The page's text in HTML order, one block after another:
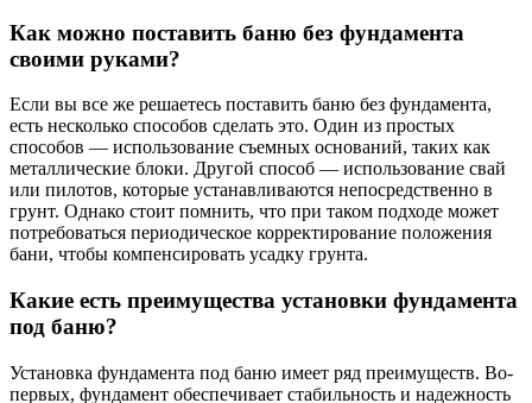
Как можно поставить баню без фундамента
своими руками?
Если вы все же решаетесь поставить баню без фундамента,
есть несколько способов сделать это. Один из простых
способов — использование съемных оснований, таких как
металлические блоки. Другой способ — использование свай
или пилотов, которые устанавливаются непосредственно в
грунт. Однако стоит помнить, что при таком подходе может
потребоваться периодическое корректирование положения
бани, чтобы компенсировать усадку грунта.
Какие есть преимущества установки фундамента
под баню?
Установка фундамента под баню имеет ряд преимуществ. Во-
первых, фундамент обеспечивает стабильность и надежность